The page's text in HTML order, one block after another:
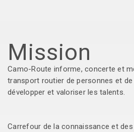
Mission
Camo-Route informe, concerte et
transport routier de personnes et
développer et valoriser les talents.
Carrefour de la connaissance et